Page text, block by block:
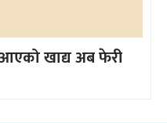
खाद्य अब फेरी